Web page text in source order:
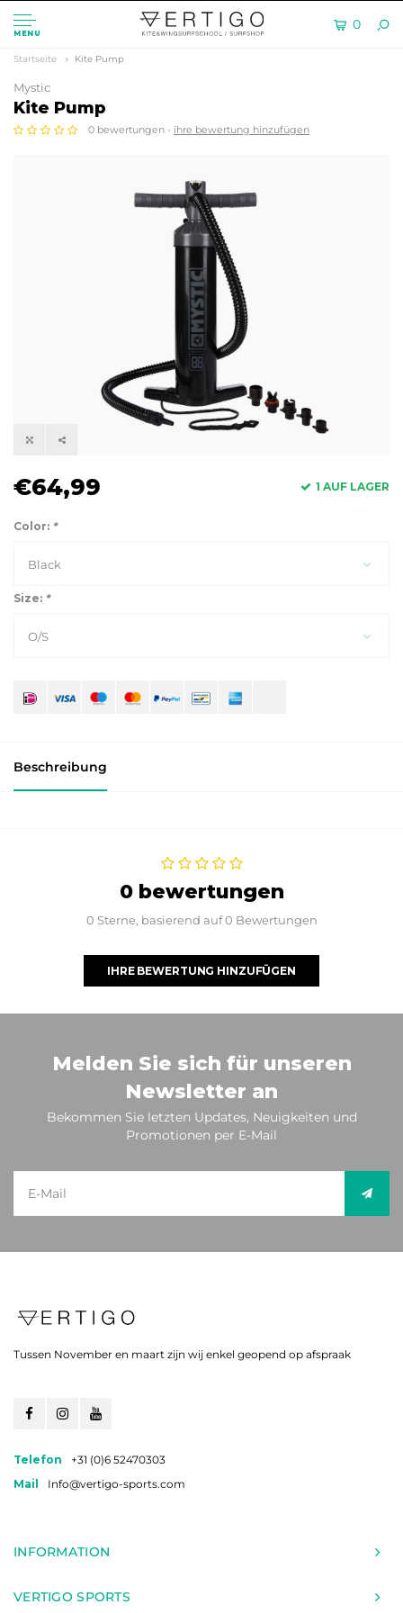
MENU
0
Startseite Kite Pump
Mystic
Kite Pump
0 bewertungen - ihre bewertung hinzufügen
€64,99 1 AUF LAGER
Color: *
Black
Size: *
O/S
Beschreibung
0 bewertungen
0 Sterne, basierend auf 0 Bewertungen
IHRE BEWERTUNG HINZUFÜGEN
Melden Sie sich für unseren
Newsletter an
Bekommen Sie letzten Updates, Neuigkeiten und
Promotionen per E-Mail
Tussen November en maart zijn wij enkel geopend op afspraak
Telefon
+31 (0)6 52470303
Mail
Info@vertigo-sports.com
INFORMATION
VERTIGO SPORTS